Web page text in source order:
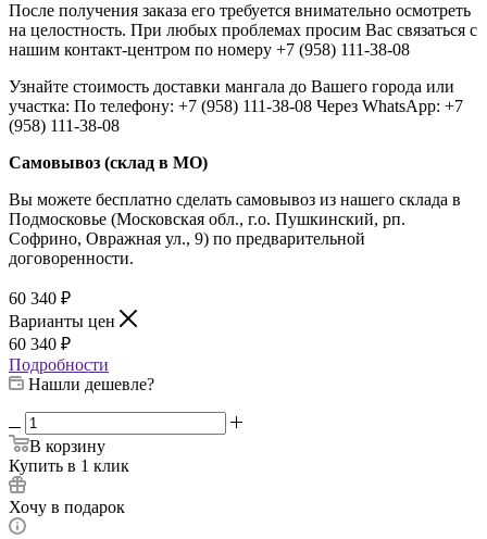
После получения заказа его требуется внимательно осмотреть
на целостность. При любых проблемах просим Вас связаться с
нашим контакт-центром по номеру +7 (958) 111-38-08
Узнайте стоимость доставки мангала до Вашего города или
участка: По телефону: +7 (958) 111-38-08 Через WhatsApp: +7
(958) 111-38-08
Самовывоз (склад в МО)
Вы можете бесплатно сделать самовывоз из нашего склада в
Подмосковье (Московская обл., г.о. Пушкинский, рп.
Софрино, Овражная ул., 9) по предварительной
договоренности.
60 340 ₽
Варианты цен
60 340 ₽
Подробности
Нашли дешевле?
В корзину
Купить в 1 клик
Хочу в подарок